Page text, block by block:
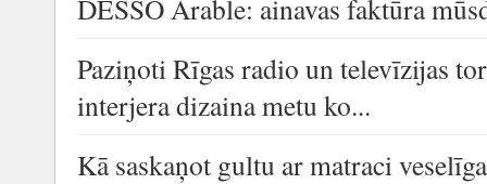
DESSO Arable: ainavas faktūra
Paziņoti Rīgas radio un televīzijas
interjera dizaina metu ko...
Kā saskaņot gultu ar matraci